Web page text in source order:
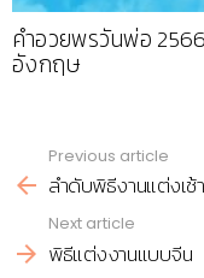
คำอวยพรวันพ่อ
อังกฤษ
more
Previous article
ลําดับพิธีงานแต่งเช้
Next article
พิธีแต่งงานแบบจีน